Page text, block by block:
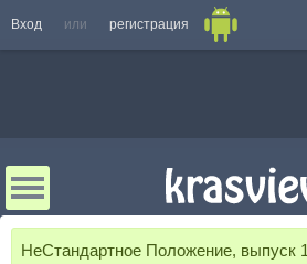
Вход или регистрация
НеСтандартное Положение, выпуск